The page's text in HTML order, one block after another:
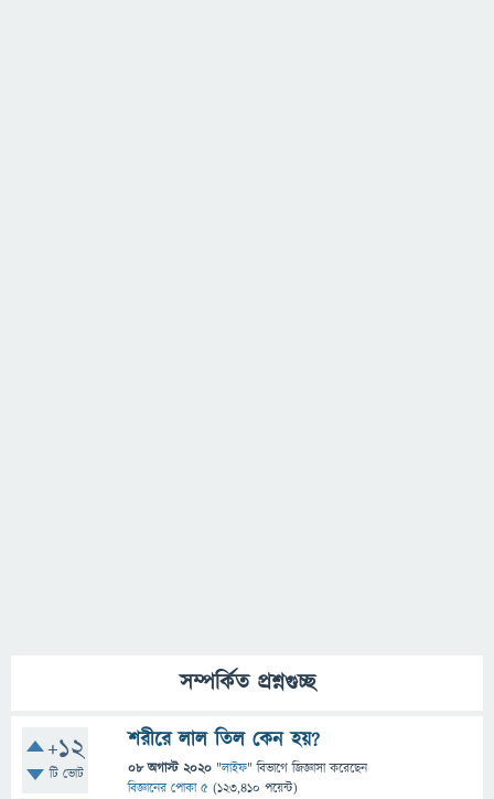
সম্পর্কিত প্রশ্নগুচ্ছ
+12
টি ভোট
শরীরে লাল তিল কেন হয়?
08 অগাস্ট 2020 "লাইফ" বিভাগে জিজ্ঞাসাকরেছেন
বিজ্ঞানের পোকা ৫ (123,410 পয়েন্ট)